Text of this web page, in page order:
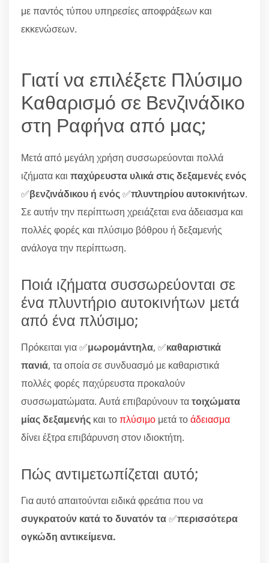
με παντός τύπου υπηρεσίες αποφράξεων και
εκκενώσεων.
Γιατί να επιλέξετε Πλύσιμο
Καθαρισμό σε Βενζινάδικο
στη Ραφήνα από μας;
Μετά από μεγάλη χρήση συσσωρεύονται πολλά
ιζήματα και παχύρευστα υλικά στις δεξαμενές ενός
✅βενζινάδικου ή ενός✅πλυντηρίου αυτοκινήτων.
Σε αυτήν την περίπτωση χρειάζεται ενα άδειασμα και
πολλές φορές και πλύσιμο βόθρου ή δεξαμενής
ανάλογα την περίπτωση.
Ποιά ιζήματα συσσωρεύονται σε
ένα πλυντήριο αυτοκινήτων μετά
από ένα πλύσιμο;
Πρόκειται για ✅μωρομάντηλα, ✅καθαριστικά
πανιά, τα οποία σε συνδυασμό με καθαριστικά
πολλές φορές παχύρευστα προκαλούν
συσσωματώματα. Αυτά επιβαρύνουν τατοιχώματα
μίας δεξαμενής και τοπλύσιμο μετά τοάδειασμα
δίνει έξτρα επιβάρυνση στον ιδιοκτήτη.
Πώς αντιμετωπίζεται αυτό;
Για αυτό απαιτούνται ειδικά φρεάτια που να
συγκρατούν κατά το δυνατόν τα✅περισσότερα
ογκώδη αντικείμενα.